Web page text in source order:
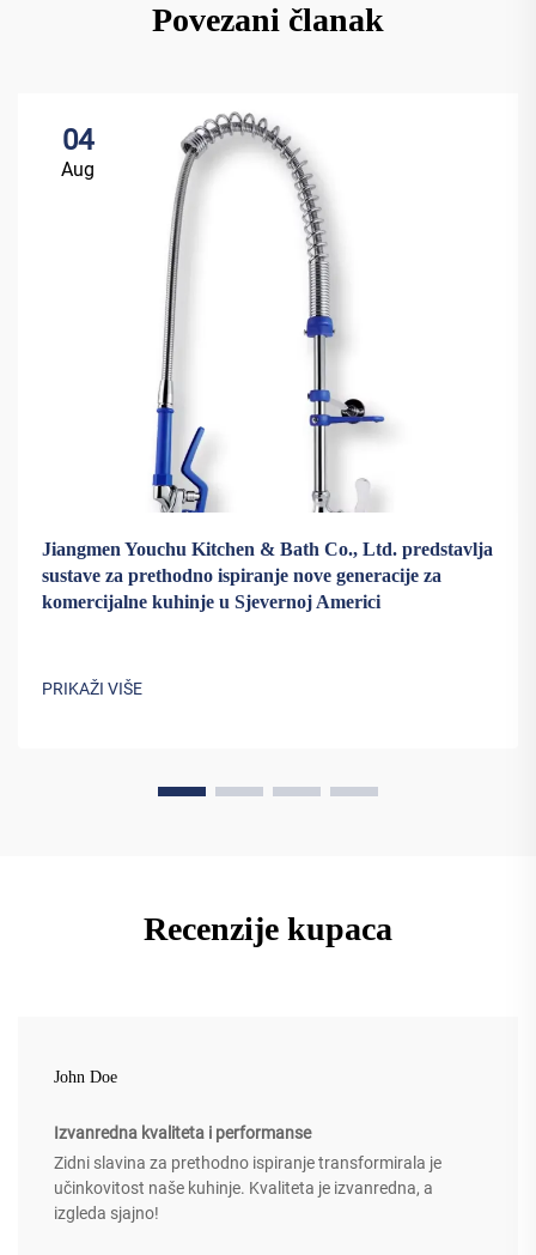
Povezani članak
04
Aug
Jiangmen Youchu Kitchen & Bath Co., Ltd. predstavlja
sustave za prethodno ispiranje nove generacije za
komercijalne kuhinje u Sjevernoj Americi
PRIKAŽI VIŠE
Recenzije kupaca
John Doe
Izvanredna kvaliteta i performanse
Zidni slavina za prethodno ispiranje transformirala je
učinkovitost naše kuhinje. Kvaliteta je izvanredna, a
izgleda sjajno!